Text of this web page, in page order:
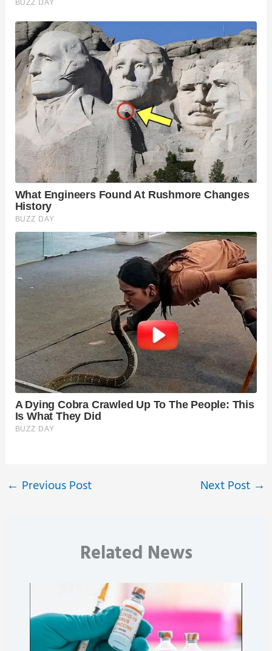
← Previous Post Next Post →
Related News